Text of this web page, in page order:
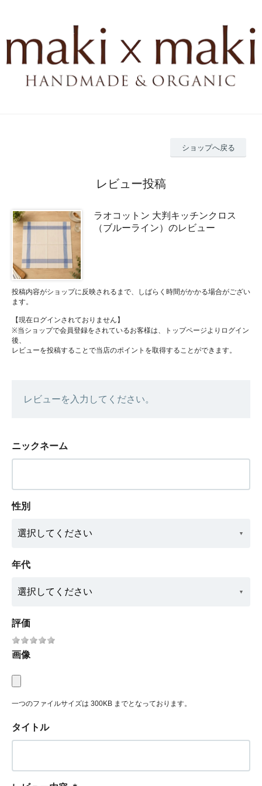
ショップへ戻る
レビュー投稿
ラオコットン 大判キッチンクロス
（ブルーライン）のレビュー
投稿内容がショップに反映されるまで、しばらく時間がかかる場合がござい
ます。
【現在ログインされておりません】
※当ショップで会員登録をされているお客様は、トップページよりログイン
後、
レビューを投稿することで当店のポイントを取得することができます。
レビューを入力してください。
ニックネーム
性別
年代
評価
画像
一つのファイルサイズは 300KB までとなっております。
タイトル